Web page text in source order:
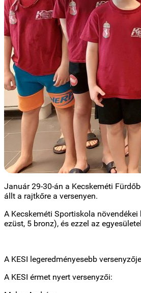
Január 29-30-án a Kecskeméti
állt a rajtkőre a versenyen.
A Kecskeméti Sportiskola
ezüst, 5 bronz), és ezzel az
A KESI legeredményesebb
A KESI érmet nyert versenyzői: